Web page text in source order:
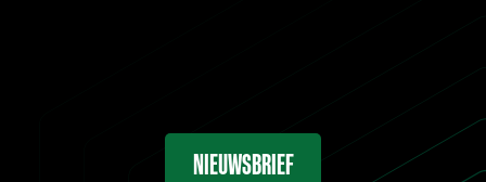
NIEUWSBRIEF